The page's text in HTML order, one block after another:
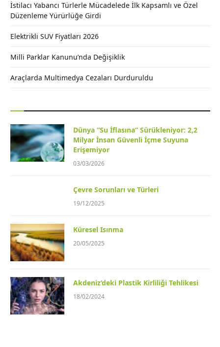
İstilacı Yabancı Türlerle Mücadelede İlk Kapsamlı ve Özel
Düzenleme Yürürlüğe Girdi
Elektrikli SUV Fiyatları 2026
Milli Parklar Kanunu’nda Değişiklik
Araçlarda Multimedya Cezaları Durduruldu
Dünya “Su İflasına” Sürükleniyor: 2,2
Milyar İnsan Güvenli İçme Suyuna
Erişemiyor
03/03/2026
Çevre Sorunları ve Türleri
19/12/2025
Küresel Isınma
20/05/2025
Akdeniz’deki Plastik Kirliliği Tehlikesi
18/02/2024